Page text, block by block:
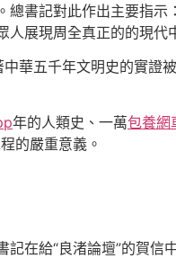
總書記對此作出主要指示
展現周全真正的的現代
華五千年文明史的實證
年的人類史、一萬包養網
的嚴重意義。
在給“良渚論壇”的賀信